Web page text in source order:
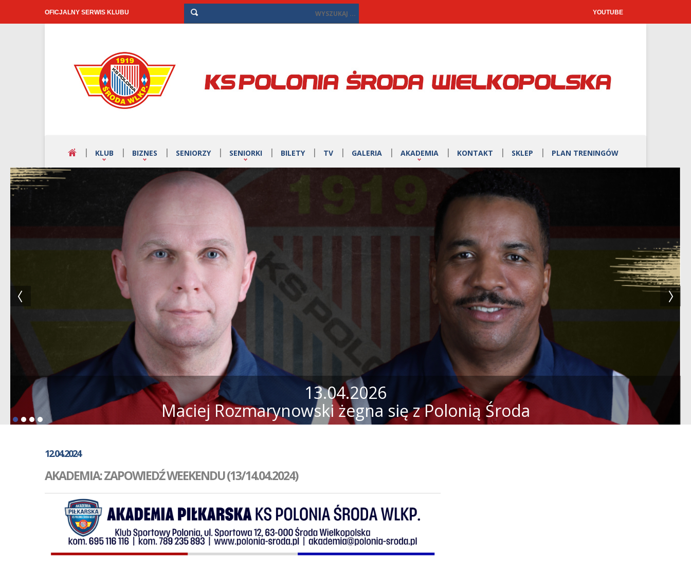
OFICJALNY SERWIS KLUBU YOUTUBE
KLUB BIZNES SENIORZY SENIORKI BILETY TV GALERIA AKADEMIA KONTAKT SKLEP PLAN TRENINGÓW
13.04.2026
Maciej Rozmarynowski żegna się z Polonią Środa
12.04.2024
AKADEMIA: ZAPOWIEDŹ WEEKENDU (13/14.04.2024)